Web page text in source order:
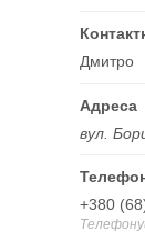
Дмитро
вул.
+380